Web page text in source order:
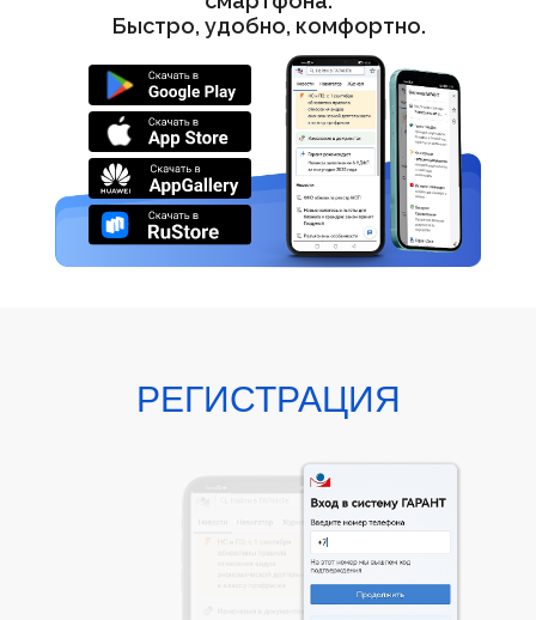
Быстро, удобно, комфортно.
РЕГИСТРАЦИЯ